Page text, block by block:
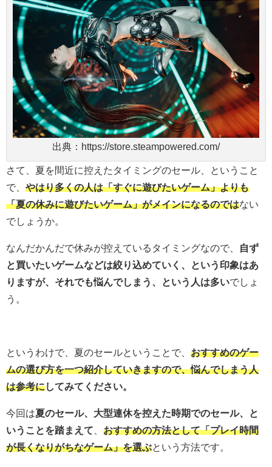
出典：https://store.steampowered.com/
さて、夏を間近に控えたタイミングのセール、ということ
で、 やはり多くの人は「すぐに遊びたいゲーム」よりも
「夏の休みに遊びたいゲーム」がメインになるのではない
でしょうか。
なんだかんだで休みが控えているタイミングなので、
自ず
と買いたいゲームなどは絞り込めていく、という印象はあ
りますが、それでも悩んでしまう、という人は多いでしょ
う。
というわけで、夏のセールということで、 おすすめのゲー
ムの選び方を一つ紹介していきますので、悩んでしまう人
は参考にしてみてください。
今回は夏のセール、大型連休を控えた時期でのセール、と
いうことを踏まえて
おすすめの方法として「プレイ時間
が長くなりがちなゲーム」を選ぶという方法です。